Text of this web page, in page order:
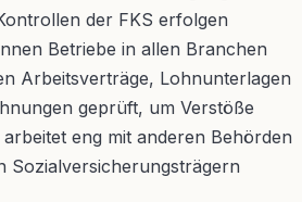
der FKS erfolgen
Betriebe in allen Branchen
Arbeitsverträge, Lohnunterlagen
geprüft, um Verstöße
eng mit anderen Behörden
Sozialversicherungsträgern